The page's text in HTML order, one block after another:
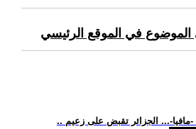
الموضوع في الموقع الرئيسي
-مافيا-... الجزائر تقبض على زعيم